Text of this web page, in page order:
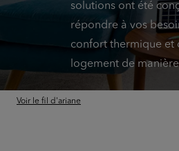
solutions ont été
répondre à vos
confort thermique et
logement de
Voir le fil d'ariane